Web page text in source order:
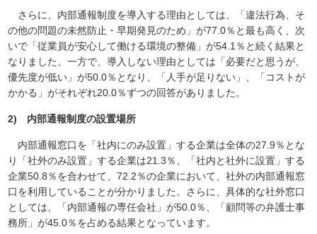
さらに、内部通報制度を導入する理由としては、「違法行為、そ
の他の問題の未然防止・早期発見のため」が77.0％と最も高く、次
いで「従業員が安心して働ける環境の整備」が54.1％と続く結果と
なりました。一方で、導入しない理由としては「必要だと思うが、
優先度が低い」が50.0％となり、「人手が足りない」、「コストが
かかる」がそれぞれ20.0％ずつの回答がありました。
2) 内部通報制度の設置場所
内部通報窓口を「社内にのみ設置」する企業は全体の27.9％とな
り「社外のみ設置」する企業は21.3％、「社内と社外に設置」する
企業50.8％を合わせて、72.2％の企業において、社外の内部通報窓
口を利用していることが分かりました。さらに、具体的な社外窓口
としては、「内部通報の専任会社」が50.0％、「顧問等の弁護士事
務所」が45.0％を占める結果となっています。